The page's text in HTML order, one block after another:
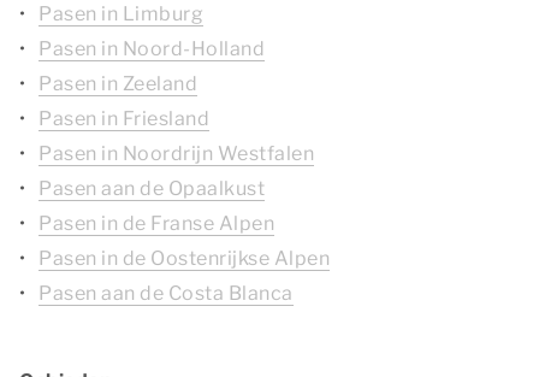
Pasen in Limburg
Pasen in Noord-Holland
Pasen in Zeeland
Pasen in Friesland
Pasen in Noordrijn Westfalen
Pasen aan de Opaalkust
Pasen in de Franse Alpen
Pasen in de Oostenrijkse Alpen
Pasen aan de Costa Blanca